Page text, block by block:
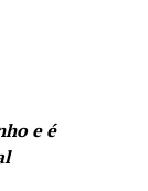
e é